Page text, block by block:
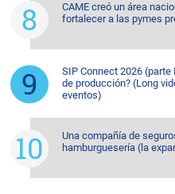
CAME creó un área
fortalecer a las pymes
SIP Connect 2026
de producción? (Long
eventos)
Una compañía de
hamburguesería (la